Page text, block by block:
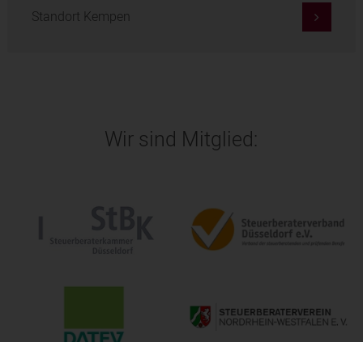
Standort Kempen
Wir sind Mitglied: